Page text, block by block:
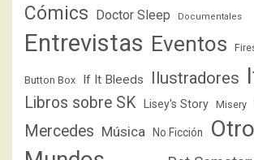
Cómics Doctor Sleep Documentales
Entrevistas Eventos
Button Box If It Bleeds Ilustradores
Libros sobre SK Lisey's Story Misery
Mercedes Música No Ficción